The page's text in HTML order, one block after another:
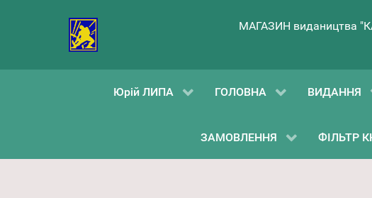
МАГАЗИН видаництва
Юрій ЛИПА ГОЛОВНА ВИДАННЯ
ЗАМОВЛЕННЯ ФІЛЬТР